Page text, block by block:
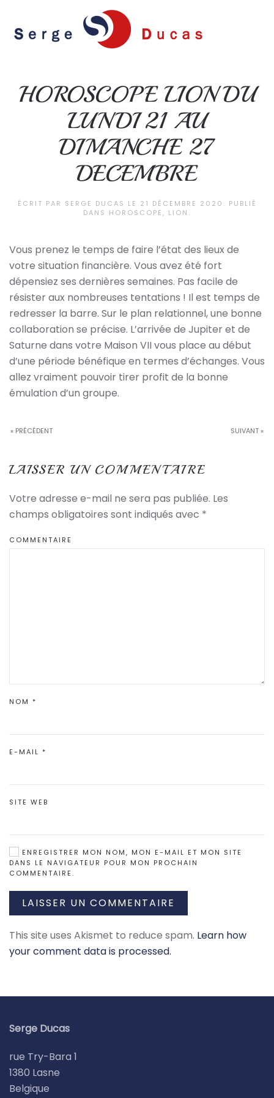
Skip to main content
HOROSCOPE LION DU
LUNDI 21 AU
DIMANCHE 27
DECEMBRE
ÉCRIT PAR SERGE DUCAS LE 21 DÉCEMBRE 2020 . PUBLIÉ
DANS HOROSCOPE, LION .
Vous prenez le temps de faire l’état des lieux de
votre situation financière. Vous avez été fort
dépensiez ses dernières semaines. Pas facile de
résister aux nombreuses tentations ! Il est temps de
redresser la barre. Sur le plan relationnel, une bonne
collaboration se précise. L’arrivée de Jupiter et de
Saturne dans votre Maison VII vous place au début
d’une période bénéfique en termes d’échanges. Vous
allez vraiment pouvoir tirer profit de la bonne
émulation d’un groupe.
« PRÉCÉDENT SUIVANT »
LAISSER UN COMMENTAIRE
Votre adresse e-mail ne sera pas publiée. Les
champs obligatoires sont indiqués avec *
COMMENTAIRE
NOM *
E-MAIL *
SITE WEB
ENREGISTRER MON NOM, MON E-MAIL ET MON SITE
DANS LE NAVIGATEUR POUR MON PROCHAIN
COMMENTAIRE.
LAISSER UN COMMENTAIRE
This site uses Akismet to reduce spam. Learn how
your comment data is processed.
Serge Ducas
rue Try-Bara 1
1380 Lasne
Belgique